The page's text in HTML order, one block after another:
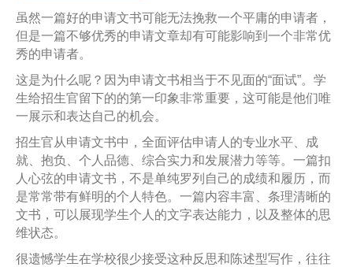
虽然一篇好的申请文书可能无法挽救一个平庸的申请者，
但是一篇不够优秀的申请文章却有可能影响到一个非常优
秀的申请者。
这是为什么呢？因为申请文书相当于不见面的“面试”。学
生给招生官留下的的第一印象非常重要，这可能是他们唯
一展示和表达自己的机会。
招生官从申请文书中，全面评估申请人的专业水平、成
就、抱负、个人品德、综合实力和发展潜力等等。一篇扣
人心弦的申请文书，不是单纯罗列自己的成绩和履历，而
是常常带有鲜明的个人特色。一篇内容丰富、条理清晰的
文书，可以展现学生个人的文字表达能力，以及整体的思
维状态。
很遗憾学生在学校很少接受这种反思和陈述型写作，往往